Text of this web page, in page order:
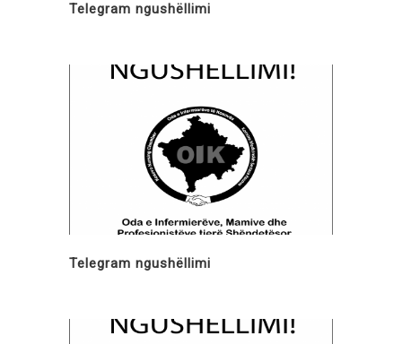
Telegram ngushëllimi
Telegram ngushëllimi